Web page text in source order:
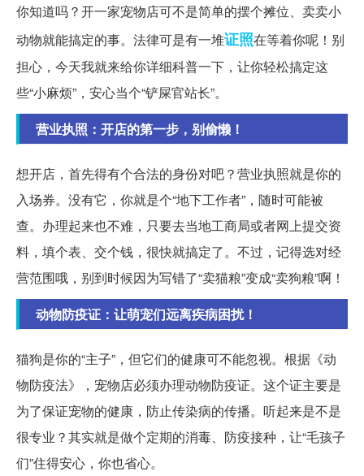
你知道吗？开一家宠物店可不是简单的摆个摊位、卖卖小
动物就能搞定的事。法律可是有一堆证照在等着你呢！别
担心，今天我就来给你详细科普一下，让你轻松搞定这
些“小麻烦”，安心当个“铲屎官站长”。
营业执照：开店的第一步，别偷懒！
想开店，首先得有个合法的身份对吧？营业执照就是你的
入场券。没有它，你就是个“地下工作者”，随时可能被
查。办理起来也不难，只要去当地工商局或者网上提交资
料，填个表、交个钱，很快就搞定了。不过，记得选对经
营范围哦，别到时候因为写错了“卖猫粮”变成“卖狗粮”啊！
动物防疫证：让萌宠们远离疾病困扰！
猫狗是你的“主子”，但它们的健康可不能忽视。根据《动
物防疫法》，宠物店必须办理动物防疫证。这个证主要是
为了保证宠物的健康，防止传染病的传播。听起来是不是
很专业？其实就是做个定期的消毒、防疫接种，让“毛孩子
们”住得安心，你也省心。